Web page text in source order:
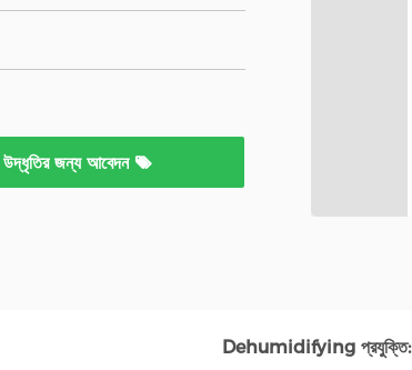
উদ্ধৃতির জন্য আবেদন
Dehumidifying প্রযুক্তি: